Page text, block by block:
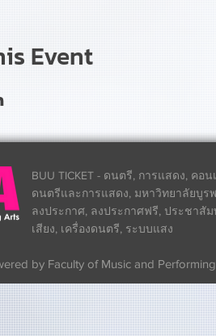
Event
BUU TICKET - ดนตรี, การแสดง, คอ
ดนตรีและการแสดง, มหาวิทยาลัยบูร
ลงประกาศ, ลงประกาศฟรี, ประชาสั
เสียง, เครื่องดนตรี, ระบบแสง
by Faculty of Music and